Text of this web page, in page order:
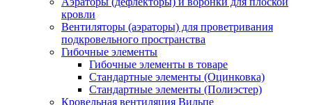
кровли
Вентиляторы (аэраторы) для проветривания
подкровельного пространства
Гибочные элементы
Гибочные элементы в товаре
Стандартные элементы (Оцинковка)
Стандартные элементы (Полиэстер)
Кровельная вентиляция Вильпе